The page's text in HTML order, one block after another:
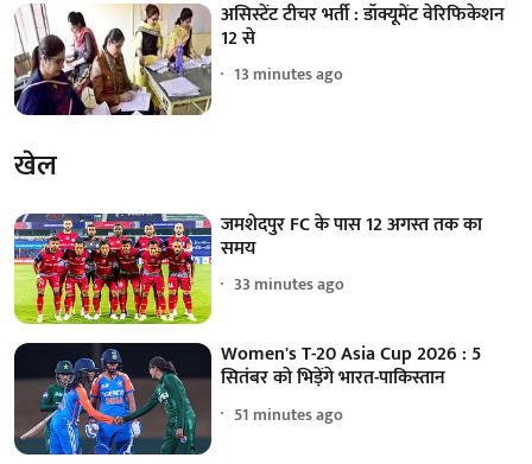
असिस्टेंट टीचर भर्ती : डॉक्यूमेंट वेरिफिकेशन
12 से
13 minutes ago
खेल
जमशेदपुर FC के पास 12 अगस्त तक का
समय
33 minutes ago
Women's T-20 Asia Cup 2026 : 5
सितंबर को भिड़ेंगे भारत-पाकिस्तान
51 minutes ago